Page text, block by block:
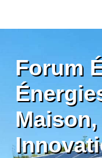
Forum